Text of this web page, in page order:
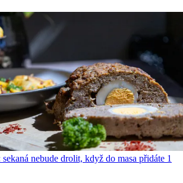
nebude drolit, když do masa přidáte 1